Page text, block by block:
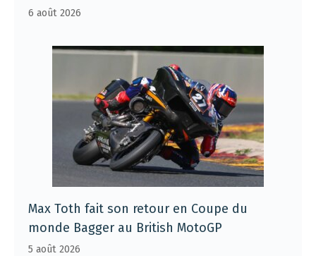
6 août 2026
Max Toth fait son retour en Coupe du
monde Bagger au British MotoGP
5 août 2026